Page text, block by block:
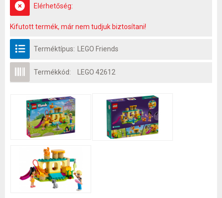
Elérhetőség:
Kifutott termék, már nem tudjuk biztosítani!
Terméktípus: LEGO Friends
Termékkód: LEGO 42612